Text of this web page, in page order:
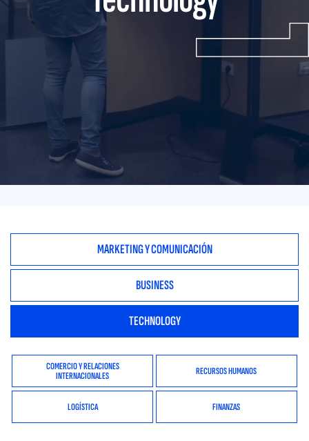
MARKETING Y COMUNICACIÓN
BUSINESS
TECHNOLOGY
COMERCIO Y RELACIONES
INTERNACIONALES
RECURSOS HUMANOS
LOGÍSTICA FINANZAS